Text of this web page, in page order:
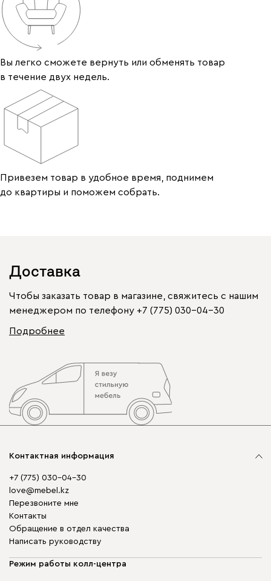
Вы легко сможете вернуть или обменять товар
в течение двух недель.
Привезем товар в удобное время, поднимем
до квартиры и поможем собрать.
Доставка
Чтобы заказать товар в магазине, свяжитесь с нашим
менеджером по телефону +7 (775) 030-04-30
Подробнее
Контактная информация
+7 (775) 030-04-30
love@mebel.kz
Перезвоните мне
Контакты
Обращение в отдел качества
Написать руководству
Режим работы колл-центра